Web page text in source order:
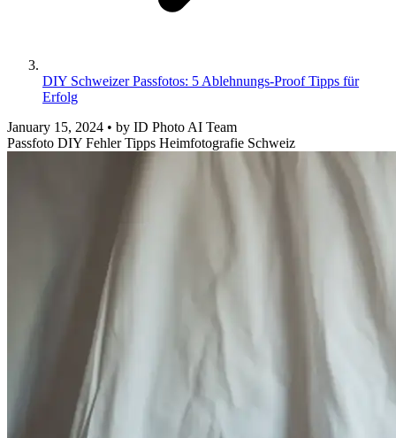
DIY Schweizer Passfotos: 5 Ablehnungs-Proof Tipps für
Erfolg
January 15, 2024 • by ID Photo AI Team
Passfoto DIY FehlerTipps Heimfotografie Schweiz